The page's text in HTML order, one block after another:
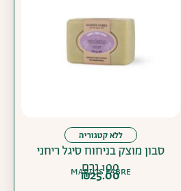
ללא קטגוריה
סבון מוצק בניחוח סיגל ריחני
100 גרם
MARIUS FABRE
₪25.00